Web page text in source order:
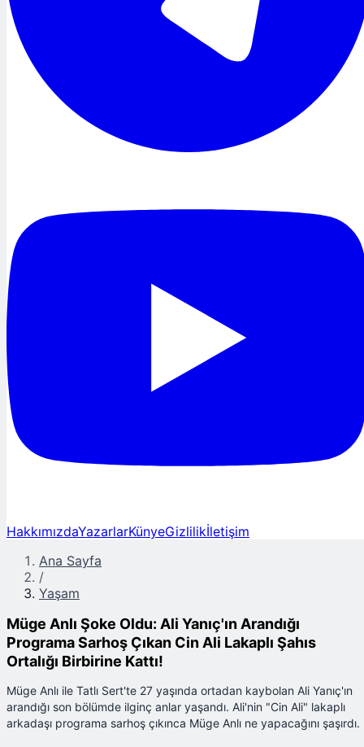
HakkımızdaYazarlarKünyeGizlilikİletişim
Ana Sayfa
/
Yaşam
Müge Anlı Şoke Oldu: Ali Yanıç'ın Arandığı
Programa Sarhoş Çıkan Cin Ali Lakaplı Şahıs
Ortalığı Birbirine Kattı!
Müge Anlı ile Tatlı Sert'te 27 yaşında ortadan kaybolan Ali Yanıç'ın
arandığı son bölümde ilginç anlar yaşandı. Ali'nin "Cin Ali" lakaplı
arkadaşı programa sarhoş çıkınca Müge Anlı ne yapacağını şaşırdı.